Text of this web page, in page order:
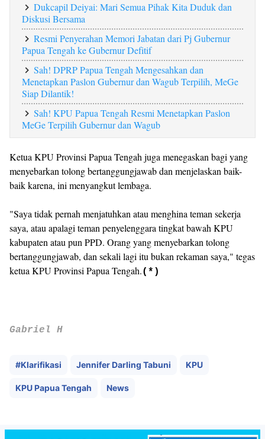
Dukcapil Deiyai: Mari Semua Pihak Kita Duduk dan
Diskusi Bersama
Resmi Penyerahan Memori Jabatan dari Pj Gubernur
Papua Tengah ke Gubernur Defitif
Sah! DPRP Papua Tengah Mengesahkan dan
Menetapkan Paslon Gubernur dan Wagub Terpilih, MeGe
Siap Dilantik!
Sah! KPU Papua Tengah Resmi Menetapkan Paslon
MeGe Terpilih Gubernur dan Wagub
Ketua KPU Provinsi Papua Tengah juga menegaskan bagi yang
menyebarkan tolong bertanggungjawab dan menjelaskan baik-
baik karena, ini menyangkut lembaga.
"Saya tidak pernah menjatuhkan atau menghina teman sekerja
saya, atau apalagi teman penyelenggara tingkat bawah KPU
kabupaten atau pun PPD. Orang yang menyebarkan tolong
bertanggungjawab, dan sekali lagi itu bukan rekaman saya," tegas
ketua KPU Provinsi Papua Tengah.(*)
Gabriel H
#Klarifikasi Jennifer Darling Tabuni KPU
KPU Papua Tengah News